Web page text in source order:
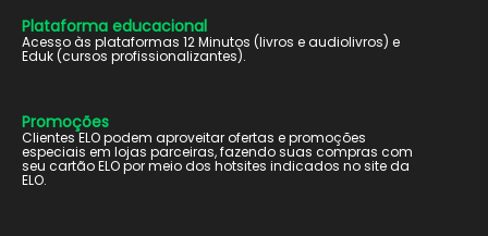
Plataforma educacional
Acesso às plataformas 12 Minutos (livros e audiolivros) e
Eduk (cursos profissionalizantes).
Promoções
Clientes ELO podem aproveitar ofertas e promoções
especiais em lojas parceiras, fazendo suas compras com
seu cartão ELO por meio dos hotsites indicados no site da
ELO.